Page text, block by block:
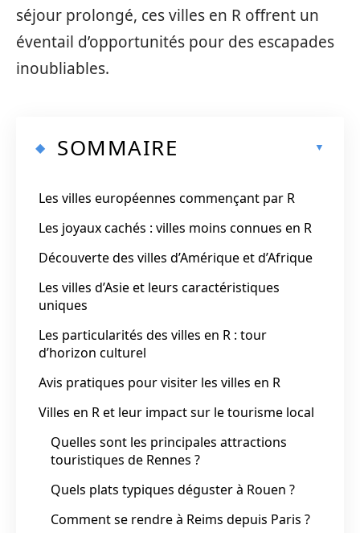
séjour prolongé, ces villes en R offrent un
éventail d’opportunités pour des escapades
inoubliables.
SOMMAIRE
Les villes européennes commençant par R
Les joyaux cachés : villes moins connues en R
Découverte des villes d’Amérique et d’Afrique
Les villes d’Asie et leurs caractéristiques
uniques
Les particularités des villes en R : tour
d’horizon culturel
Avis pratiques pour visiter les villes en R
Villes en R et leur impact sur le tourisme local
Quelles sont les principales attractions
touristiques de Rennes ?
Quels plats typiques déguster à Rouen ?
Comment se rendre à Reims depuis Paris ?